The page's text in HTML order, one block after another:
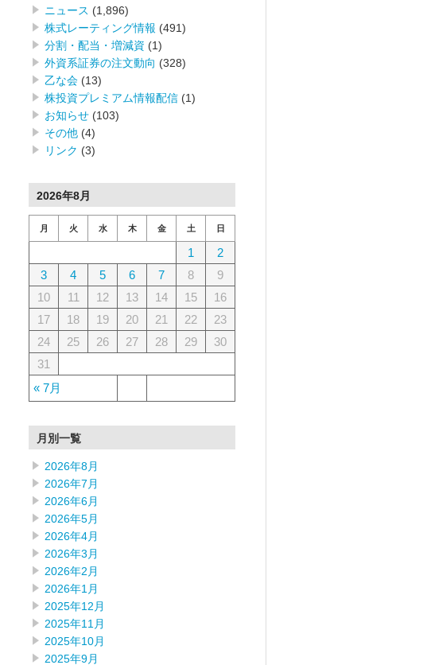
ニュース (1,896)
株式レーティング情報 (491)
分割・配当・増減資 (1)
外資系証券の注文動向 (328)
乙な会 (13)
株投資プレミアム情報配信 (1)
お知らせ (103)
その他 (4)
リンク (3)
2026年8月
月 火 水 木 金 土 日
« 7月
1
2
3
4 5 6 7 8
9
10
11 12 13 14 15
16
17
18 19 20 21 22
23
24
25 26 27 28 29
30
31
月別一覧
2026年8月
2026年7月
2026年6月
2026年5月
2026年4月
2026年3月
2026年2月
2026年1月
2025年12月
2025年11月
2025年10月
2025年9月